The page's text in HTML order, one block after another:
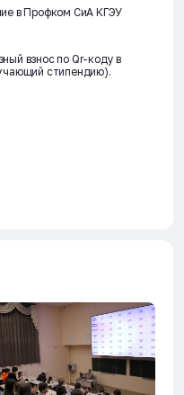
в Профком СиА КГЭУ
взнос по Qr-коду в
стипендию).